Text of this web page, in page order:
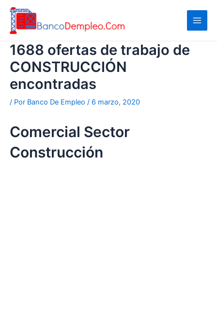
contenido
1688 ofertas de trabajo de
CONSTRUCCIÓN
encontradas
/ Por Banco De Empleo / 6 marzo, 2020
Comercial Sector
Construcción